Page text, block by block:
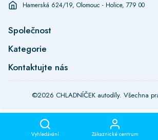
Vyhledávání Zákaznické centrum
Hamerská 624/19, Olomouc - Holice, 779 00
Společnost
Kategorie
Kontaktujte nás
©2026 CHLADNÍČEK autodíly. Všechna